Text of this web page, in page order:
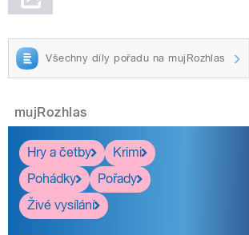
Všechny díly pořadu na mujRozhlas
mujRozhlas
Hry a četby
Krimi
Pohádky
Pořady
Živé vysílání